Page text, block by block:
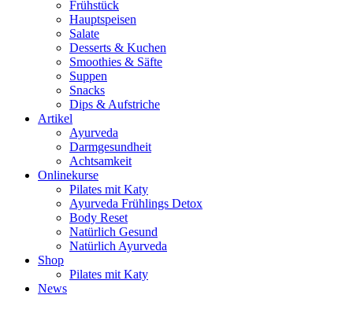
Frühstück
Hauptspeisen
Salate
Desserts & Kuchen
Smoothies & Säfte
Suppen
Snacks
Dips & Aufstriche
Artikel
Ayurveda
Darmgesundheit
Achtsamkeit
Onlinekurse
Pilates mit Katy
Ayurveda Frühlings Detox
Body Reset
Natürlich Gesund
Natürlich Ayurveda
Shop
Pilates mit Katy
News